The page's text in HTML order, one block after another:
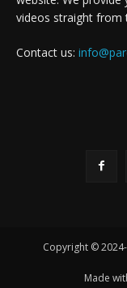
videos straight from
Contact us:
Copyright ©
Made